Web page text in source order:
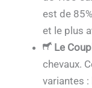
est de
et le plus
Le
chevaux.
variantes